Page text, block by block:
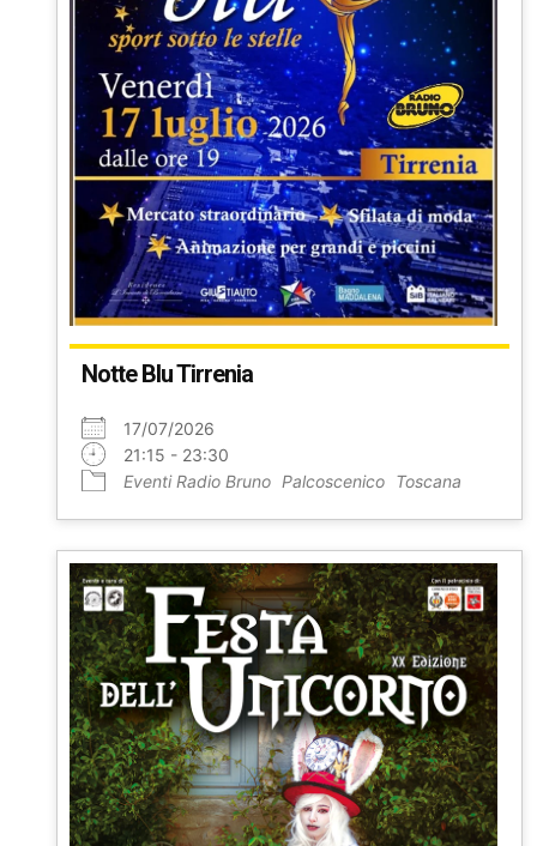
Notte Blu Tirrenia
17/07/2026
21:15 - 23:30
Eventi Radio Bruno Palcoscenico Toscana